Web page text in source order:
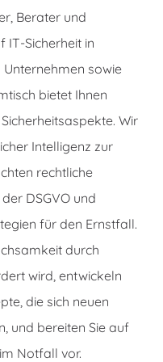
Berater und
IT-Sicherheit in
sowie
bietet Ihnen
Wir
Intelligenz zur
rechtliche
DSGVO und
für den Ernstfall.
durch
wird, entwickeln
die sich neuen
und bereiten Sie auf
Notfall vor.